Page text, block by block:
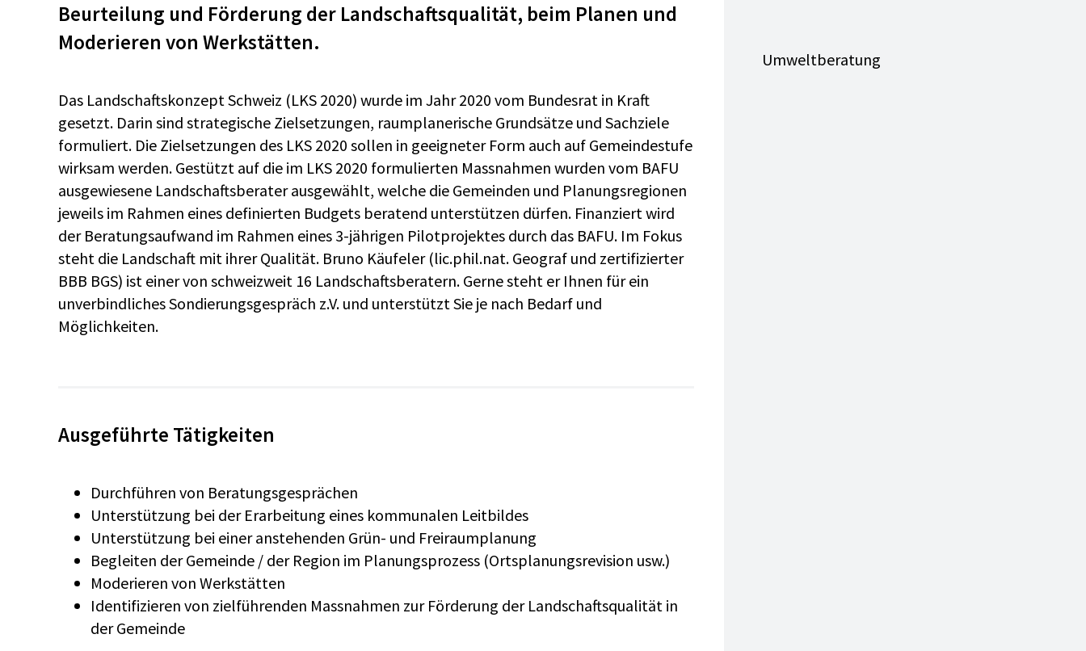
Beurteilung und Förderung der Landschaftsqualität, beim Planen und
Moderieren von Werkstätten.
Das Landschaftskonzept Schweiz (LKS 2020) wurde im Jahr 2020 vom Bundesrat in Kraft
gesetzt. Darin sind strategische Zielsetzungen, raumplanerische Grundsätze und Sachziele
formuliert. Die Zielsetzungen des LKS 2020 sollen in geeigneter Form auch auf Gemeindestufe
wirksam werden. Gestützt auf die im LKS 2020 formulierten Massnahmen wurden vom BAFU
ausgewiesene Landschaftsberater ausgewählt, welche die Gemeinden und Planungsregionen
jeweils im Rahmen eines definierten Budgets beratend unterstützen dürfen. Finanziert wird
der Beratungsaufwand im Rahmen eines 3-jährigen Pilotprojektes durch das BAFU. Im Fokus
steht die Landschaft mit ihrer Qualität. Bruno Käufeler (lic.phil.nat. Geograf und zertifizierter
BBB BGS) ist einer von schweizweit 16 Landschaftsberatern. Gerne steht er Ihnen für ein
unverbindliches Sondierungsgespräch z.V. und unterstützt Sie je nach Bedarf und
Möglichkeiten.
Ausgeführte Tätigkeiten
Durchführen von Beratungsgesprächen
Unterstützung bei der Erarbeitung eines kommunalen Leitbildes
Unterstützung bei einer anstehenden Grün- und Freiraumplanung
Begleiten der Gemeinde / der Region im Planungsprozess (Ortsplanungsrevision usw.)
Moderieren von Werkstätten
Identifizieren von zielführenden Massnahmen zur Förderung der Landschaftsqualität in
der Gemeinde
Umweltberatung